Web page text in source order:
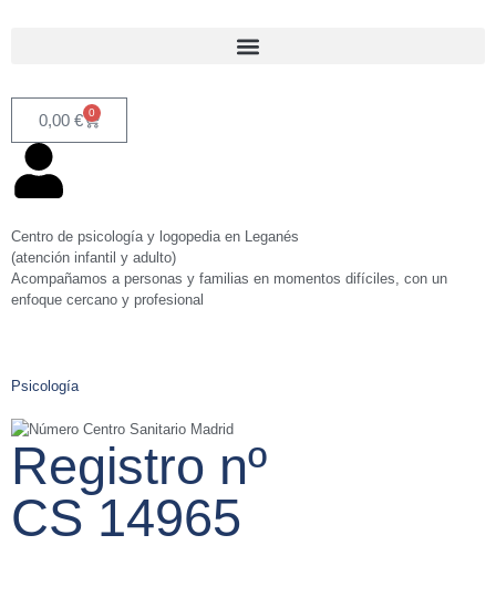
0,00 € 0
Centro de psicología y logopedia en Leganés
(atención infantil y adulto)
Acompañamos a personas y familias en momentos difíciles, con un
enfoque cercano y profesional
Psicología
Registro nº
CS 14965